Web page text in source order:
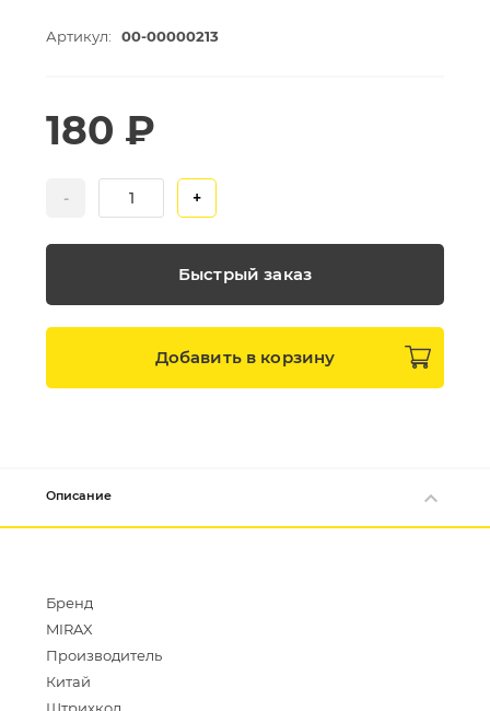
Артикул: 00-00000213
- +
180 ₽
Быстрый заказ
Добавить в корзину
Описание
Бренд
MIRAX
Производитель
Китай